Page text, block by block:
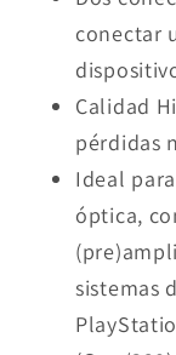
conectar
Calidad
pérdidas
Ideal
óptica,
sistemas